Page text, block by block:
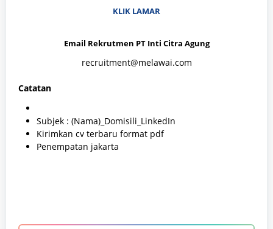
KLIK LAMAR
Email Rekrutmen PT Inti Citra Agung
recruitment@melawai.com
Catatan
Subjek : (Nama)_Domisili_LinkedIn
Kirimkan cv terbaru format pdf
Penempatan jakarta